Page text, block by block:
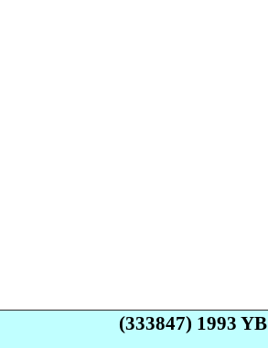
(333847) 1993 YB